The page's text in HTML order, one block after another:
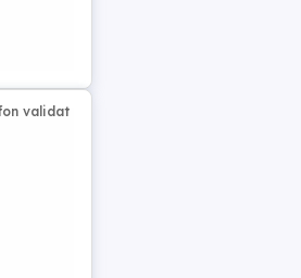
validat